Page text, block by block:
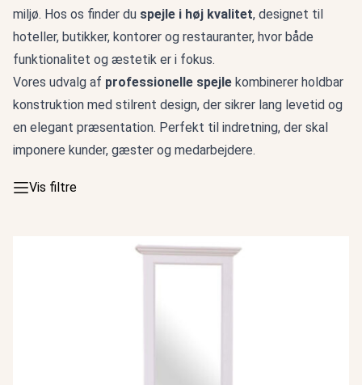
miljø. Hos os finder du spejle i høj kvalitet, designet til
hoteller, butikker, kontorer og restauranter, hvor både
funktionalitet og æstetik er i fokus.
Vores udvalg af professionelle spejle kombinerer holdbar
konstruktion med stilrent design, der sikrer lang levetid og
en elegant præsentation. Perfekt til indretning, der skal
imponere kunder, gæster og medarbejdere.
Vis filtre